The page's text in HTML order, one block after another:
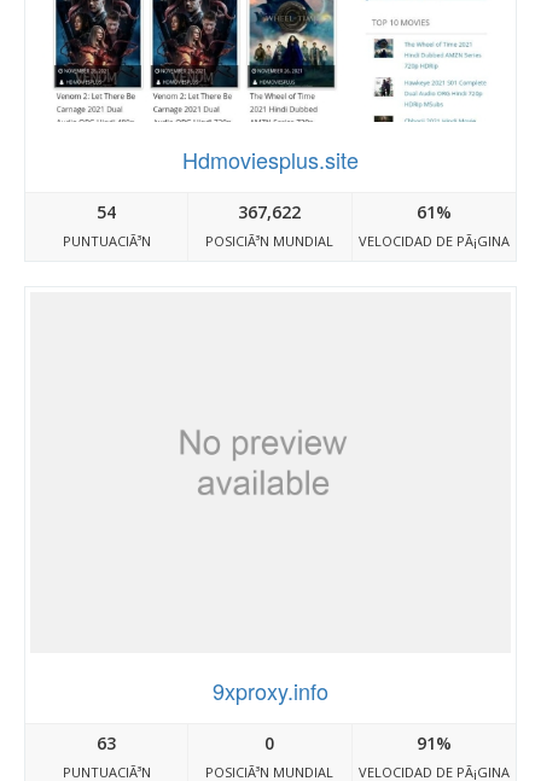
Hdmoviesplus.site
54
PUNTUACIÃ³N
367,622
POSICIÃ³N MUNDIAL
61%
VELOCIDAD DE PÃ¡GINA
9xproxy.info
63
PUNTUACIÃ³N
0
POSICIÃ³N MUNDIAL
91%
VELOCIDAD DE PÃ¡GINA